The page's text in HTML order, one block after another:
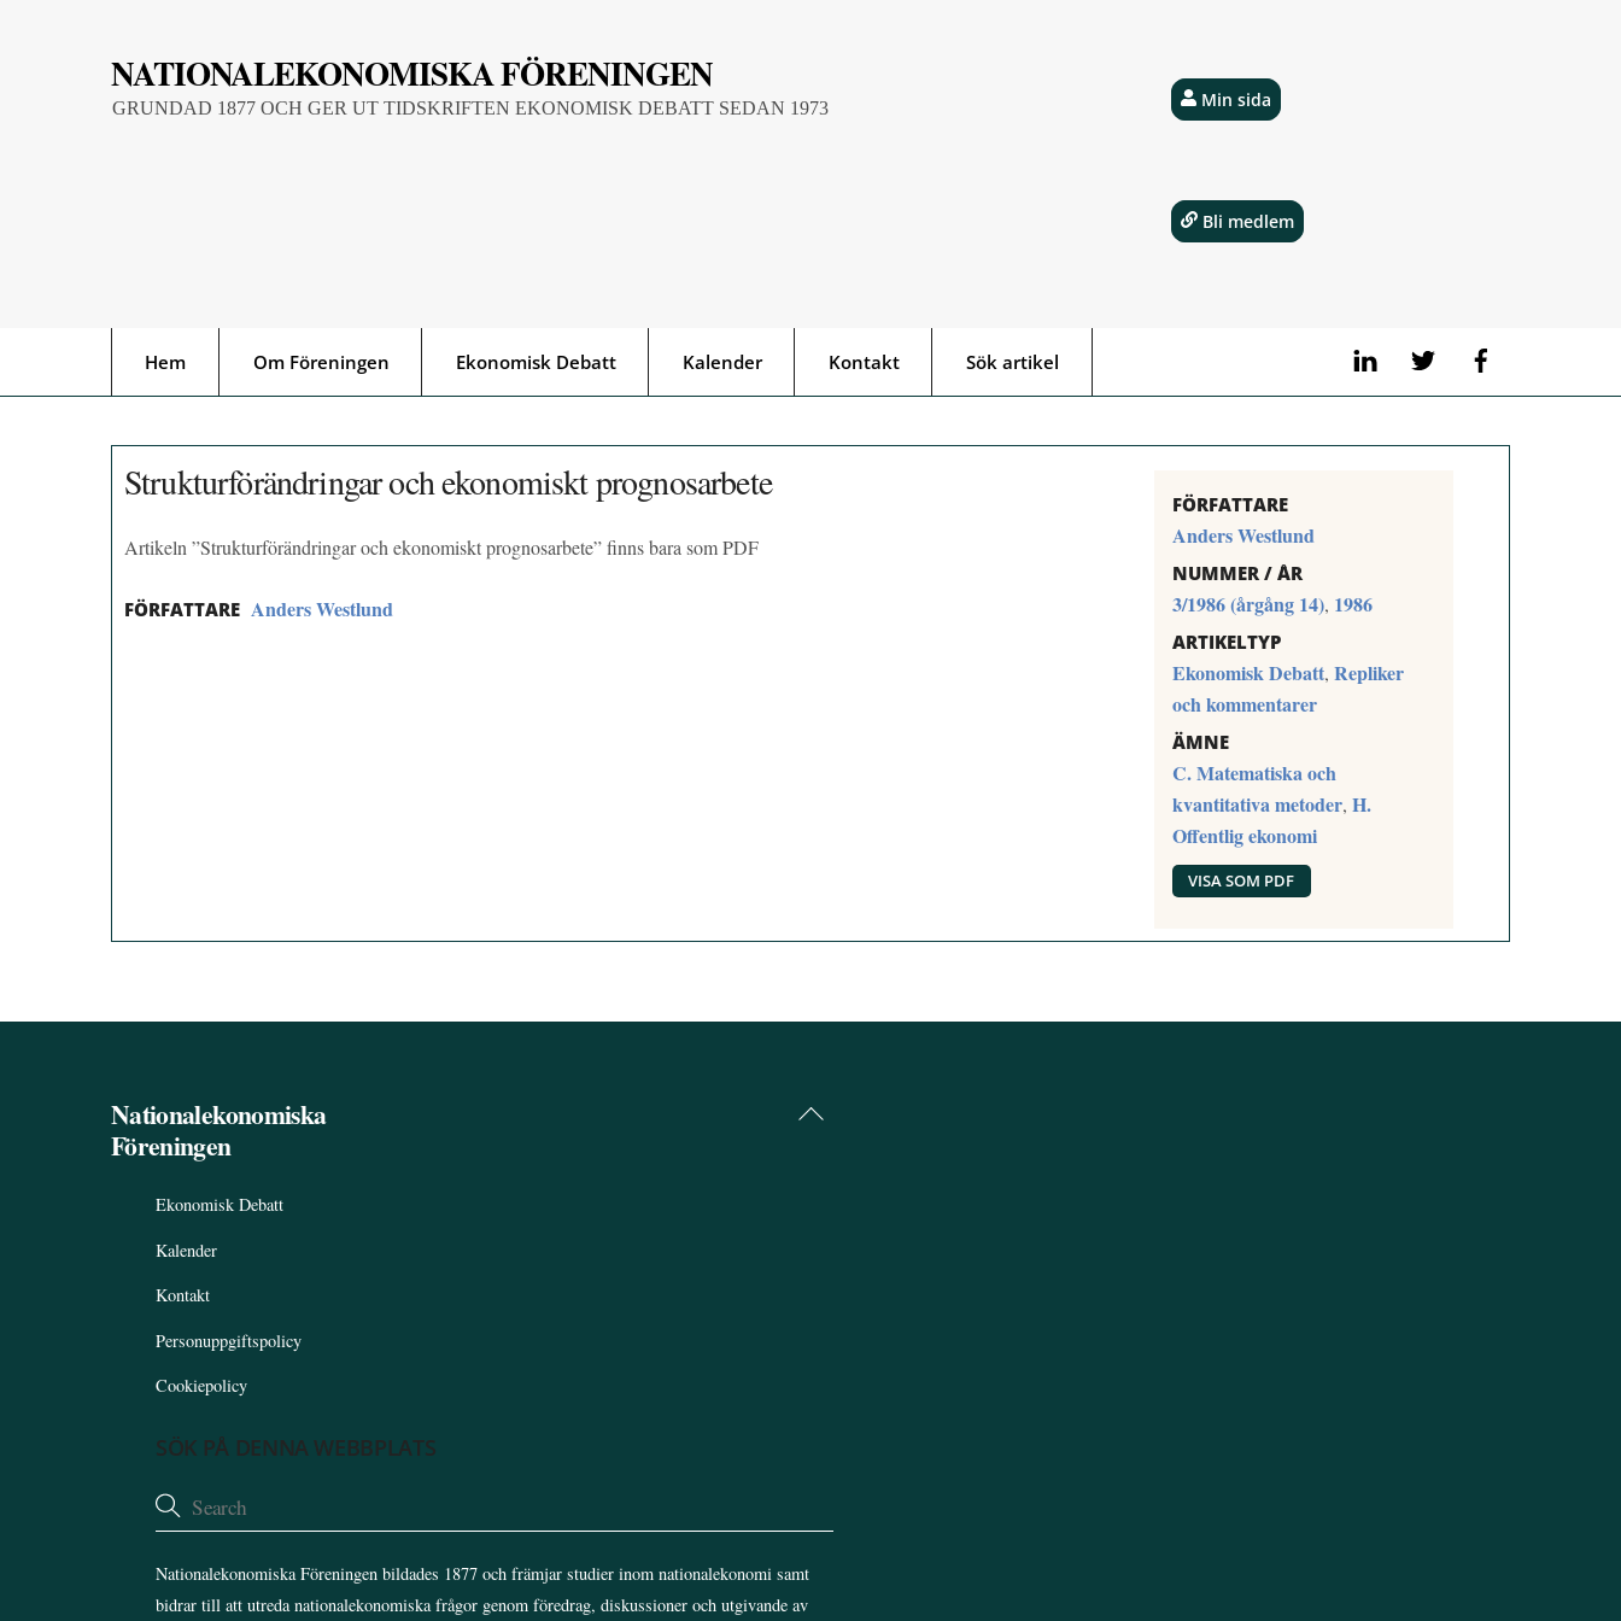
NATIONALEKONOMISKA FÖRENINGEN
GRUNDAD 1877 OCH GER UT TIDSKRIFTEN EKONOMISK DEBATT SEDAN 1973
LinkedIn Twitter
Hem Om Föreningen Ekonomisk Debatt Kalender Kontakt Sök artikel
Min sida
Bli medlem
Strukturförändringar och ekonomiskt prognosarbete
Artikeln ”Strukturförändringar och ekonomiskt prognosarbete” finns bara som PDF
FÖRFATTARE Anders Westlund
FÖRFATTARE
Anders Westlund
NUMMER / ÅR
3/1986 (årgång 14), 1986
ARTIKELTYP
Ekonomisk Debatt, Repliker
och kommentarer
ÄMNE
C. Matematiska och
kvantitativa metoder, H.
Offentlig ekonomi
VISA SOM PDF
Back
Nationalekonomiska
Föreningen
Ekonomisk Debatt
Kalender
Kontakt
Personuppgiftspolicy
Cookiepolicy
SÖK PÅ DENNA WEBBPLATS
Nationalekonomiska Föreningen bildades 1877 och främjar studier inom nationalekonomi samt
bidrar till att utreda nationalekonomiska frågor genom föredrag, diskussioner och utgivande av